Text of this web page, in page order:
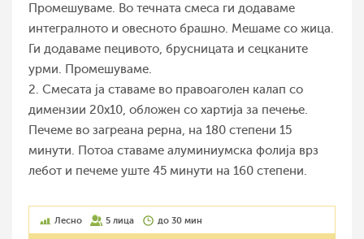
Промешуваме. Во течната смеса ги додаваме
интегралното и овесното брашно. Мешаме со жица.
Ги додаваме пецивото, брусницата и сецканите
урми. Промешуваме.
2. Смесата ја ставаме во правоаголен калап со
димензии 20х10, обложен со хартија за печење.
Печeме во загреана рерна, на 180 степени 15
минути. Потоа ставаме алуминиумска фолија врз
лебот и печeме уште 45 минути на 160 степени.
Лесно 5 лица до 30 мин